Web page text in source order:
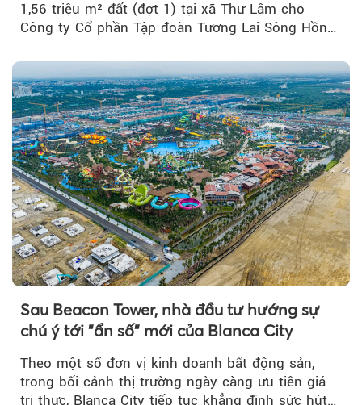
1,56 triệu m² đất (đợt 1) tại xã Thư Lâm cho
Công ty Cổ phần Tập đoàn Tương Lai Sông Hồng
Sau Beacon Tower, nhà đầu tư hướng sự
chú ý tới "ẩn số" mới của Blanca City
Theo một số đơn vị kinh doanh bất động sản,
trong bối cảnh thị trường ngày càng ưu tiên giá
trị thực, Blanca City tiếp tục khẳng định sức hút